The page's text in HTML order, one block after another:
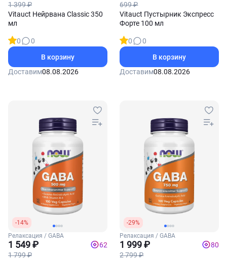
1 399 ₽
Vitauct Нейрвана Classic 350
мл
0
0
В корзину
Доставим08.08.2026
699 ₽
Vitauct Пустырник Экспресс
Форте 100 мл
0
0
В корзину
Доставим08.08.2026
-14%
Релаксация / GABA
1 549 ₽
1 799 ₽
62
-29%
Релаксация / GABA
1 999 ₽
2 799 ₽
80